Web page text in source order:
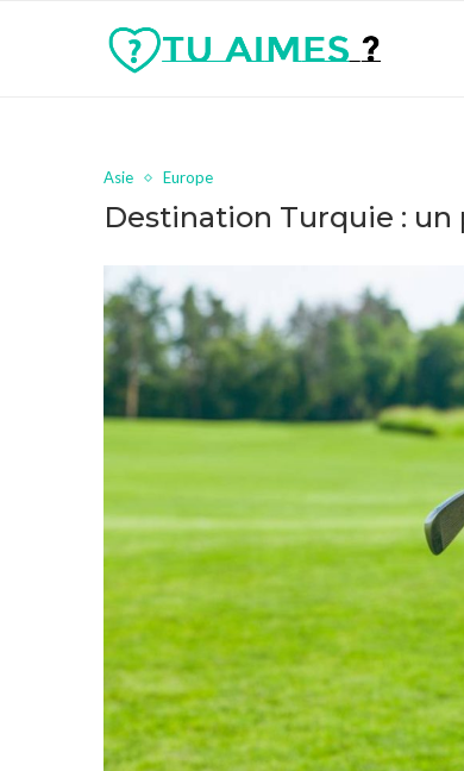
Asie Europe
Destination Turquie :